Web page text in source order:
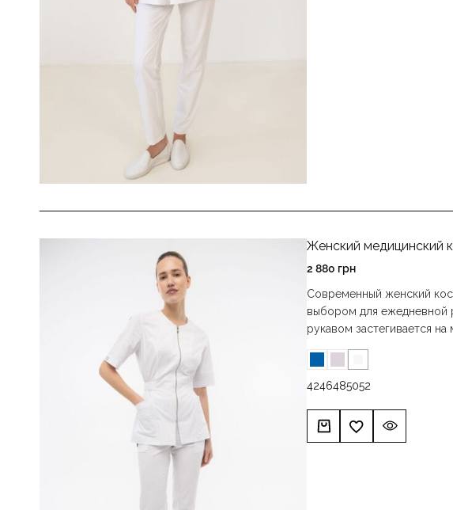
Женский медицинский
2 880 грн
Современный женский
выбором для ежедневной
рукавом застегивается на
4246485052